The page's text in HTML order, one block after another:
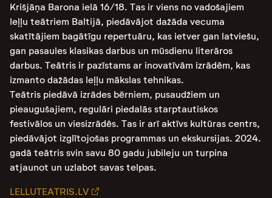
Krišjāņa Barona ielā 16/18. Tas ir viens no vadošajiem
leļļu teātriem Baltijā, piedāvājot dažāda vecuma
skatītājiem bagātīgu repertuāru, kas ietver gan latviešu,
gan pasaules klasikas darbus un mūsdienu literāros
darbus. Teātris ir pazīstams ar inovatīvām izrādēm, kas
izmanto dažādas leļļu mākslas tehnikas​.
Teātris piedāvā izrādes bērniem, pusaudžiem un
pieaugušajiem, regulāri piedalās starptautiskos
festivālos un viesizrādēs. Tas ir arī aktīvs kultūras centrs,
piedāvājot izglītojošas programmas un ekskursijas. 2024.
gadā teātris svin savu 80 gadu jubileju un turpina
atjaunot un uzlabot savas telpas.
LELLUTEATRIS.LV